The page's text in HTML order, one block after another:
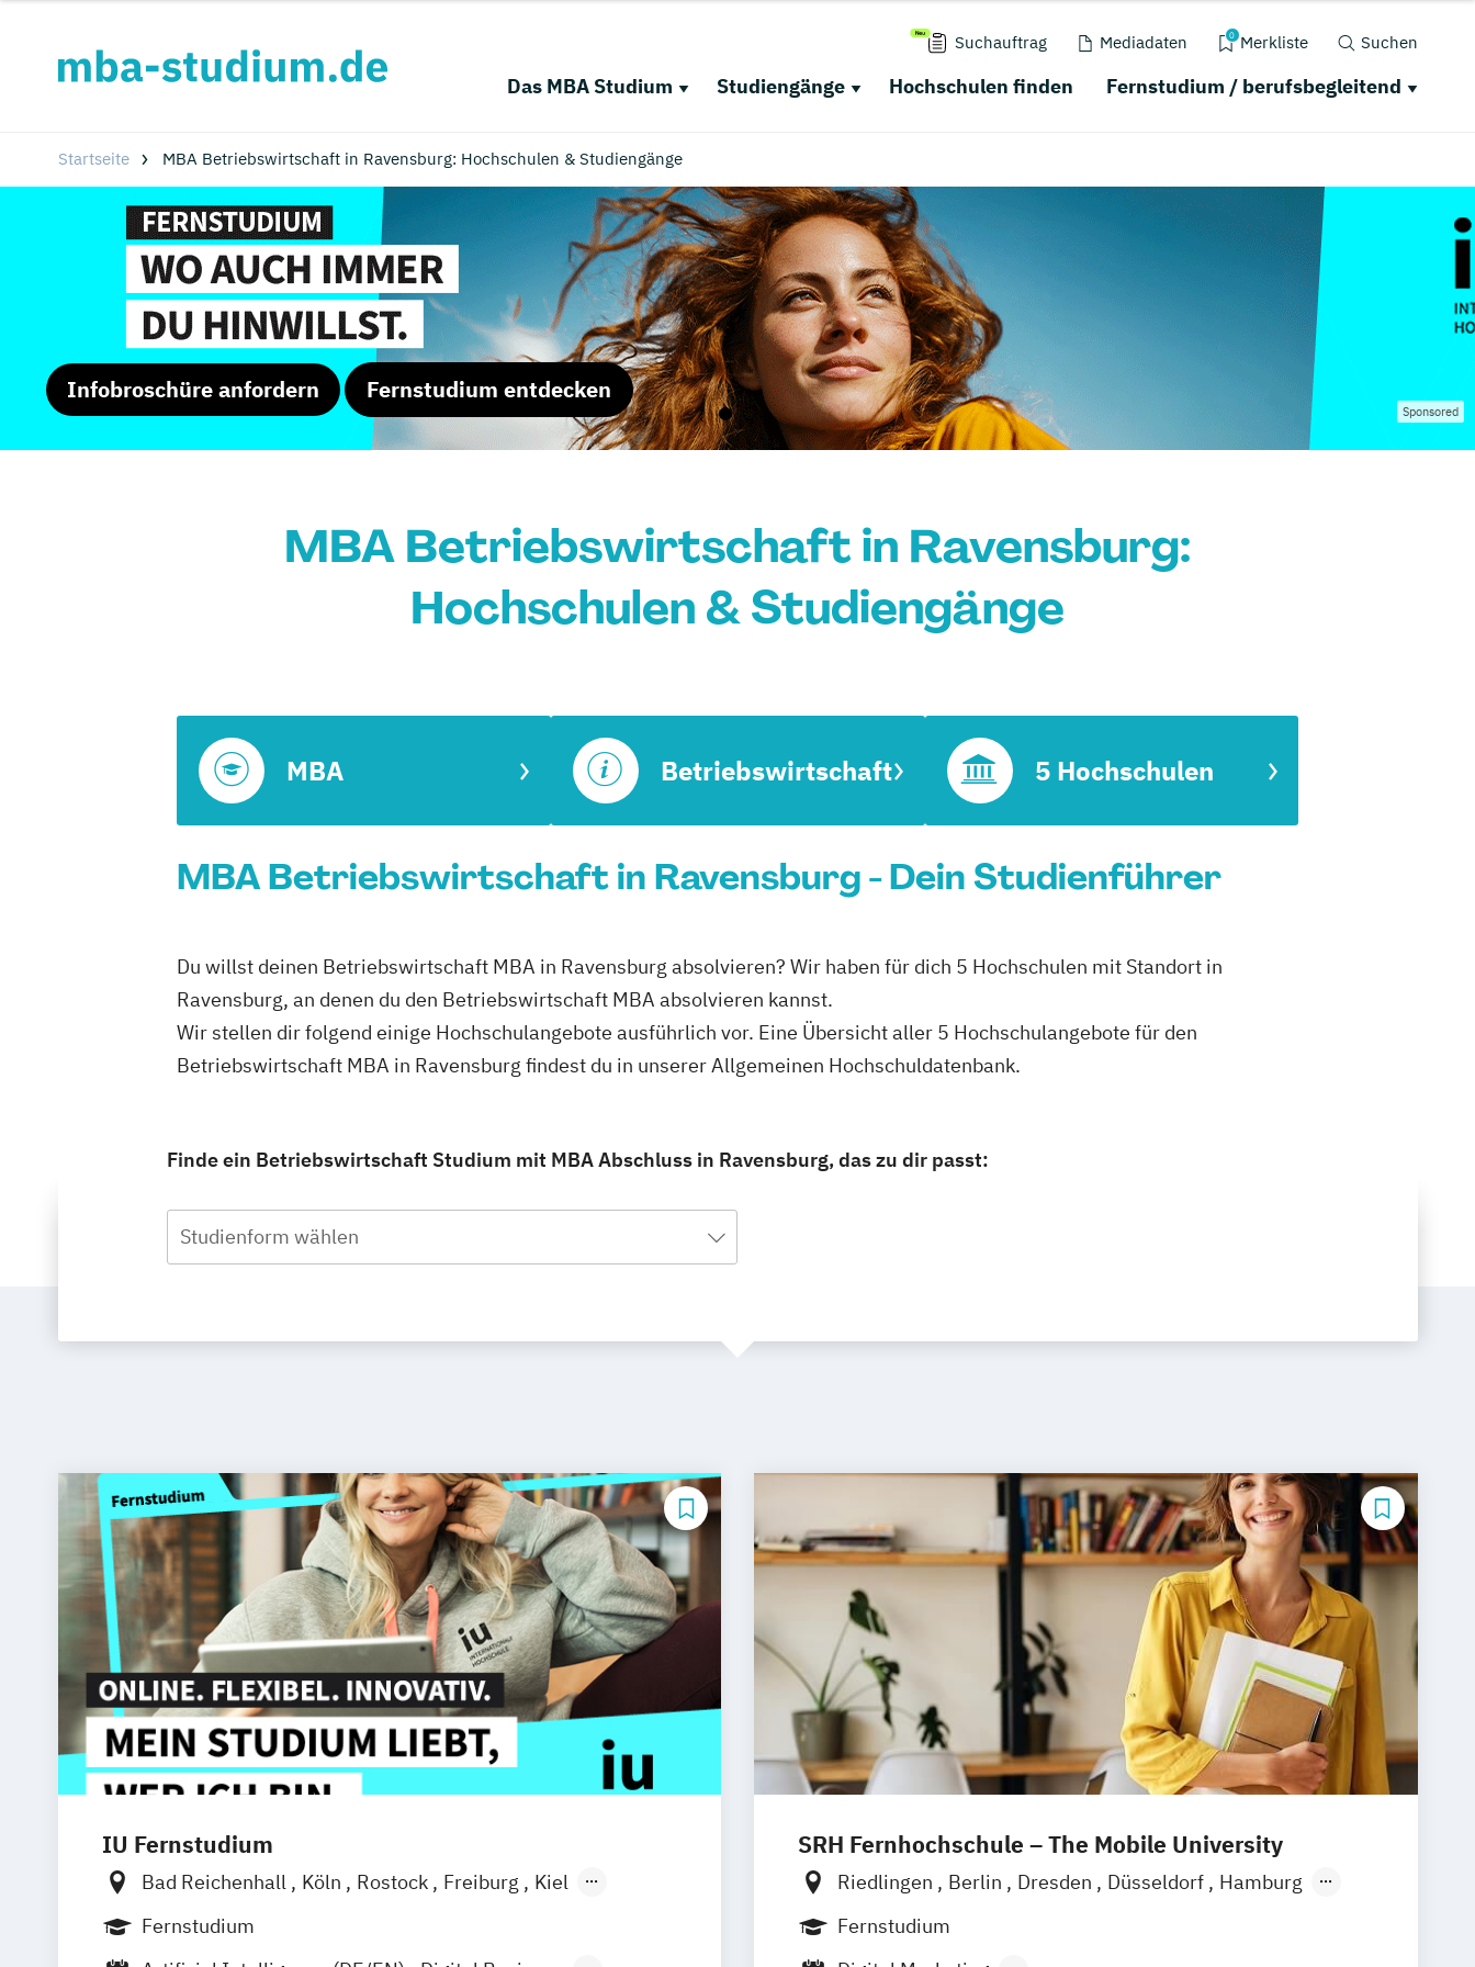
Suchauftrag Mediadaten 0 Merkliste Suchen
Das MBA Studium Studiengänge Hochschulen finden Fernstudium / berufsbegleitend
Startseite MBA Betriebswirtschaft in Ravensburg: Hochschulen & Studiengänge
Infobroschüre anfordern Fernstudium entdecken
Sponsored
MBA Betriebswirtschaft in Ravensburg:
Hochschulen & Studiengänge
MBA Betriebswirtschaft 5 Hochschulen
MBA Betriebswirtschaft in Ravensburg - Dein Studienführer
Du willst deinen Betriebswirtschaft MBA in Ravensburg absolvieren? Wir haben für dich 5 Hochschulen mit Standort in
Ravensburg, an denen du den Betriebswirtschaft MBA absolvieren kannst.
Wir stellen dir folgend einige Hochschulangebote ausführlich vor. Eine Übersicht aller 5 Hochschulangebote für den
Betriebswirtschaft MBA in Ravensburg findest du in unserer Allgemeinen Hochschuldatenbank.
Finde ein Betriebswirtschaft Studium mit MBA Abschluss in Ravensburg, das zu dir passt:
Studienform wählen
IU Fernstudium
Bad Reichenhall Köln Rostock Freiburg
Kiel
Frankfurt am Main
Fernstudium
SRH Fernhochschule – The Mobile University
Riedlingen Berlin Dresden Düsseldorf
Hamburg
Hannover
Fernstudium